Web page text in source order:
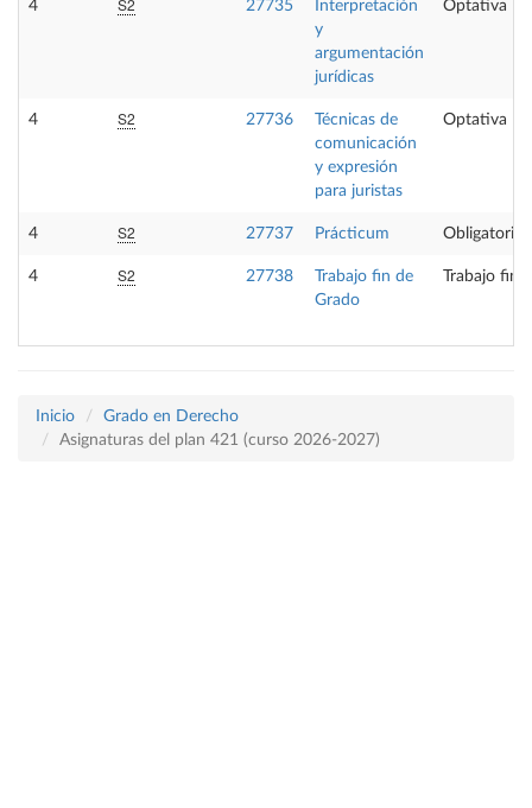
4 S2 27735
Interpretación
y
argumentación
jurídicas
Optativa
4 S2 27736
Técnicas de
comunicación
y expresión
para juristas
Optativa
4 S2 27737 Prácticum Obligatoria
4 S2 27738
Trabajo fin de
Grado
Trabajo fin
Inicio
Grado en Derecho
Asignaturas del plan 421 (curso 2026-2027)